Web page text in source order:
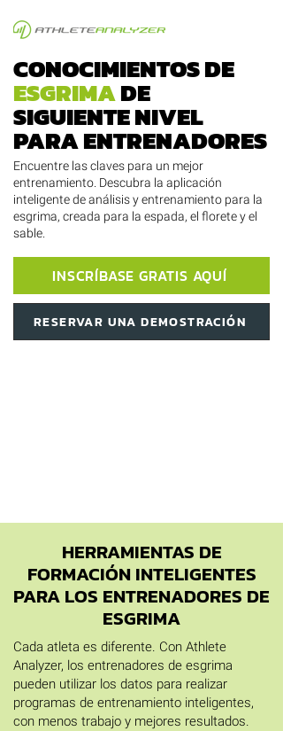
CONOCIMIENTOS DE
ESGRIMADE
SIGUIENTE NIVEL
PARA ENTRENADORES
Encuentre las claves para un mejor
entrenamiento. Descubra la aplicación
inteligente de análisis y entrenamiento para la
esgrima, creada para la espada, el florete y el
sable.
INSCRÍBASE GRATIS AQUÍ
RESERVAR UNA DEMOSTRACIÓN
HERRAMIENTAS DE
FORMACIÓN INTELIGENTES
PARA LOS ENTRENADORES DE
ESGRIMA
Cada atleta es diferente. Con Athlete
Analyzer, los entrenadores de esgrima
pueden utilizar los datos para realizar
programas de entrenamiento inteligentes,
con menos trabajo y mejores resultados.